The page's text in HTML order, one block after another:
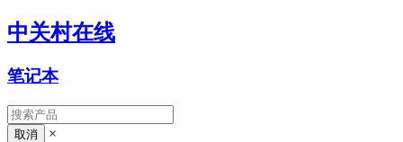
中关村在线
笔记本
×